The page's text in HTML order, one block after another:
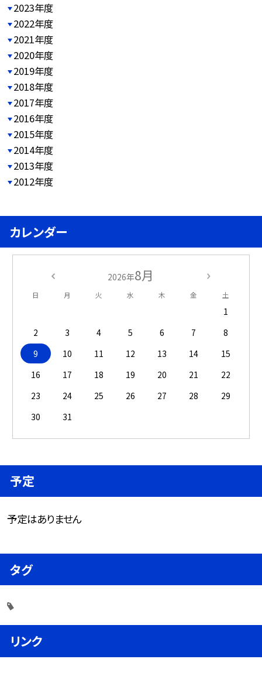
2023年度
2022年度
2021年度
2020年度
2019年度
2018年度
2017年度
2016年度
2015年度
2014年度
2013年度
2012年度
カレンダー
2026年8月
日 月 火 水 木 金 土
1
2
3 4 5 6 7
8
9
10 11 12 13 14
15
16
17 18 19 20 21
22
23
24 25 26 27 28
29
30
31
予定
予定はありません
タグ
リンク